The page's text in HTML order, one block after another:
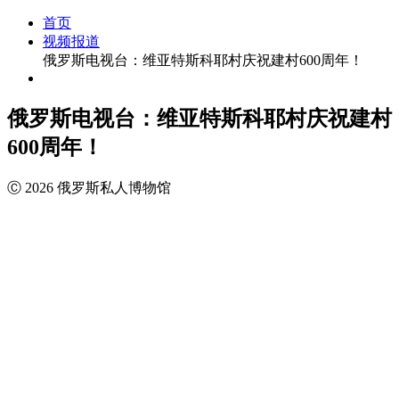
首页
视频报道
俄罗斯电视台：维亚特斯科耶村庆祝建村600周年！
俄罗斯电视台：维亚特斯科耶村庆祝建村
600周年！
Ⓒ 2026 俄罗斯私人博物馆